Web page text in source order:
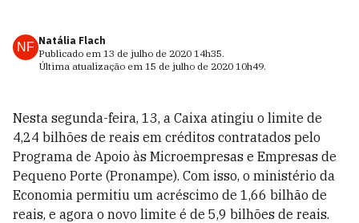
NF Natália Flach
Publicado em 13 de julho de 2020 14h35.
Última atualização em 15 de julho de 2020 10h49.
Nesta segunda-feira, 13, a Caixa atingiu o limite de
4,24 bilhões de reais em créditos contratados pelo
Programa de Apoio às Microempresas e Empresas de
Pequeno Porte (Pronampe). Com isso, o ministério da
Economia permitiu um acréscimo de 1,66 bilhão de
reais, e agora o novo limite é de 5,9 bilhões de reais.